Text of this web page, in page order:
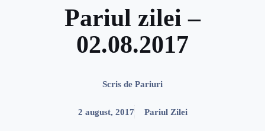
Pariul zilei –
02.08.2017
Scris de Pariuri
2 august, 2017 Pariul Zilei